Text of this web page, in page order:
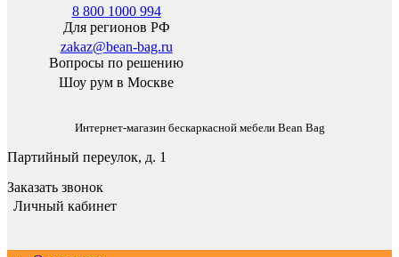
8 800 1000 994
Для регионов РФ
zakaz@bean-bag.ru
Вопросы по решению
Шоу рум в Москве
Интернет-магазин бескаркасной мебели Bean Bag
Партийный переулок, д. 1
Заказать звонок
Личный кабинет